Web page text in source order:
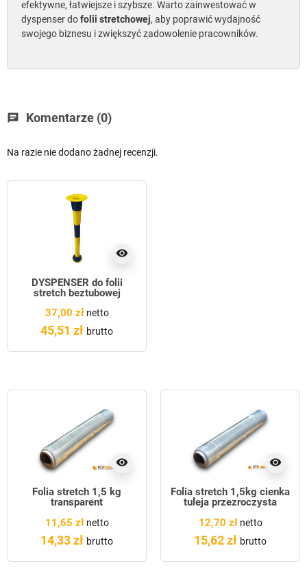
efektywne, łatwiejsze i szybsze. Warto zainwestować w
dyspenser dofolii stretchowej, aby poprawić wydajność
swojego biznesu i zwiększyć zadowolenie pracowników.
chat Komentarze (0)
Na razie nie dodano żadnej recenzji.
visibility
DYSPENSER do folii
stretch beztubowej
37,00 złnetto
45,51 zł brutto
visibility
Folia stretch 1,5 kg
transparent
11,65 złnetto
14,33 zł brutto
visibility
Folia stretch 1,5kg cienka
tuleja przezroczysta
12,70 złnetto
15,62 zł brutto